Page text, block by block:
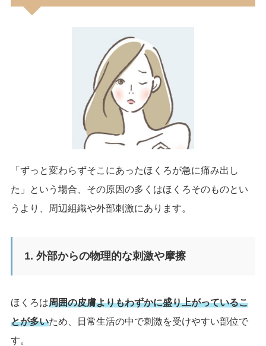
「ずっと変わらずそこにあったほくろが急に痛み出し
た」という場合、その原因の多くはほくろそのものとい
うより、周辺組織や外部刺激にあります。
1. 外部からの物理的な刺激や摩擦
ほくろは周囲の皮膚よりもわずかに盛り上がっているこ
とが多いため、日常生活の中で刺激を受けやすい部位で
す。